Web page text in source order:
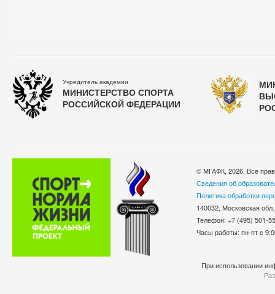
Учредитель академии
МИНИСТЕРСТВО СПОРТА
РОССИЙСКОЙ ФЕДЕРАЦИИ
© МГАФК, 2026. Все
Сведения об
Политика обработки
140032, Московская
Телефон: +7 (495)
Часы работы: пн-пт с
При использовании